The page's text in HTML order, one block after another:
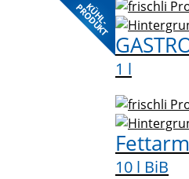
KÜHL-
PRODUKT
1 l
10 l BiB